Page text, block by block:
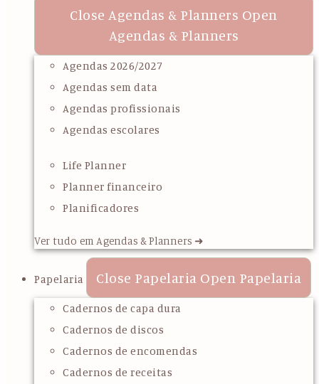
Close Agendas & Planners Open
Agendas & Planners
Agendas 2026/2027
Agendas sem data
Agendas profissionais
Agendas escolares
Life Planner
Planner financeiro
Planificadores
Ver tudo em Agendas & Planners ➜
Papelaria Close Papelaria Open Papelaria
Cadernos de capa dura
Cadernos de discos
Cadernos de encomendas
Cadernos de receitas